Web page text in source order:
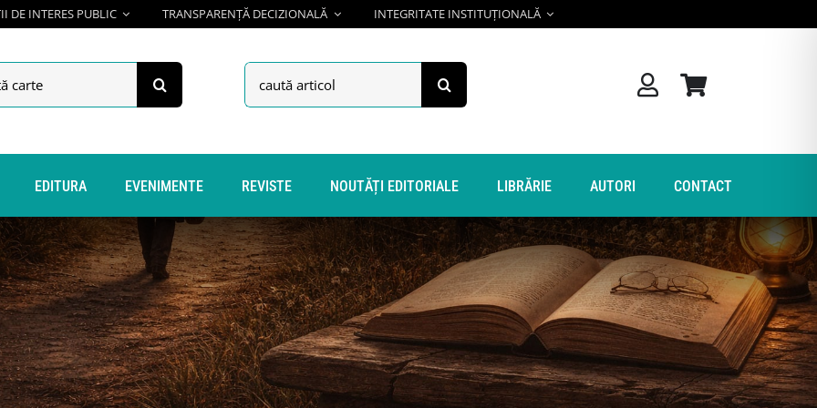
DE INTERES PUBLIC TRANSPARENȚĂ DECIZIONALĂ INTEGRITATE INSTITUȚIONALĂ
Search
for:
EDITURA EVENIMENTE REVISTE NOUTĂȚI EDITORIALE LIBRĂRIE AUTORI CONTACT